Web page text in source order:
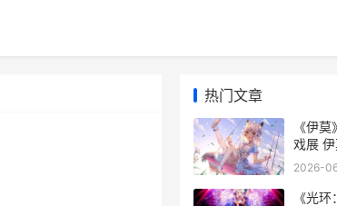
热门文章
《伊
戏展
2026-
《光